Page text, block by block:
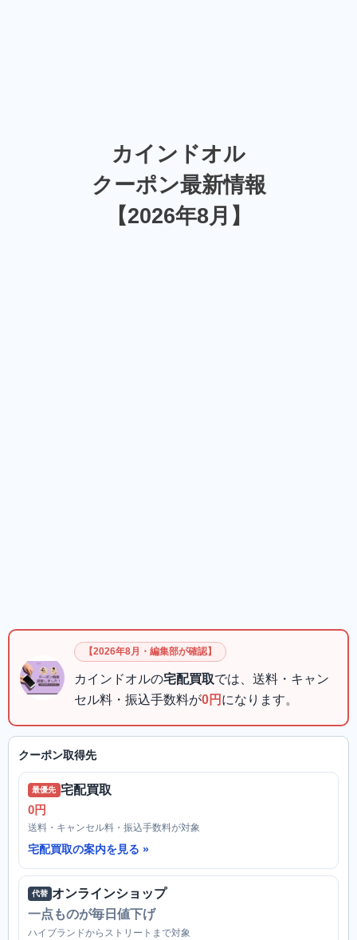
カインドオル
クーポン最新情報
【2026年8月】
【2026年8月・編集部が確認】
カインドオルの宅配買取では、送料・キャン
セル料・振込手数料が0円 になります。
クーポン取得先
最優先 宅配買取
0円
送料・キャンセル料・振込手数料が対象
宅配買取の案内を見る
代替 オンラインショップ
一点ものが毎日値下げ
ハイブランドからストリートまで対象